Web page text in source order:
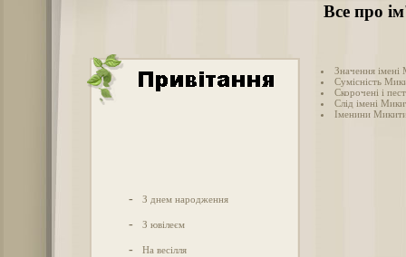
Все про
- З днем народження
- З ювілеєм
- На весілля
Значення імені
Сумісність
Скорочені і
Слід імені
Іменини